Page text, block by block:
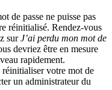
de passe ne puisse pas
réinitialisé. Rendez-vous
surJ’ai perdu mon mot de
devriez être en mesure
rapidement.
réinitialiser votre mot de
un administrateur du